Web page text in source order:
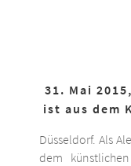
31. Mai
ist aus dem
Düsseldorf. Als
dem